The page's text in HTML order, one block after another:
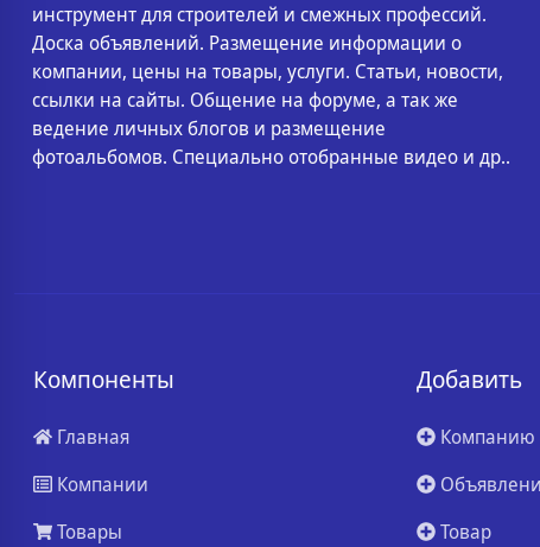
инструмент для строителей и смежных профессий.
Доска объявлений. Размещение информации о
компании, цены на товары, услуги. Статьи, новости,
ссылки на сайты. Общение на форуме, а так же
ведение личных блогов и размещение
фотоальбомов. Специально отобранные видео и др..
Компоненты
Главная
Компании
Товары
Добавить
Компанию
Товар